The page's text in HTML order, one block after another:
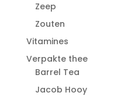
Zeep
Zouten
Vitamines
Verpakte thee
Barrel Tea
Jacob Hooy